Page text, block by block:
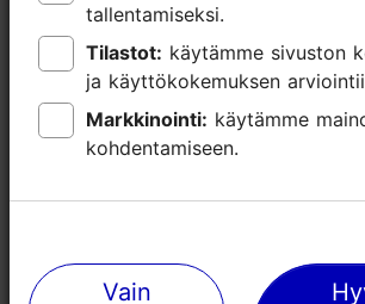
tallentamiseksi.
Tilastot:
ja käyttökokemuksen
Markkinointi:
kohdentamiseen.
Vain
tallentamiseksi.
Tilastot:
ja käyttökokemuksen
Markkinointi:
kohdentamiseen.
Vain